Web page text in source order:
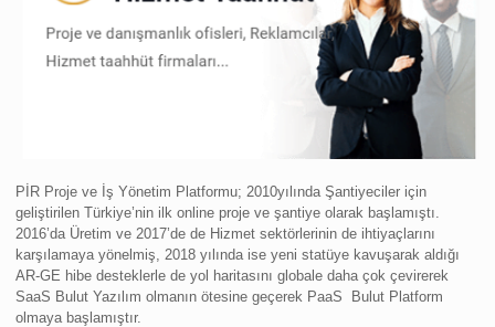
PİR Proje ve İş Yönetim Platformu; 2010yılında Şantiyeciler için
geliştirilen Türkiye’nin ilk online proje ve şantiye olarak başlamıştı.
2016’da Üretim ve 2017’de de Hizmet sektörlerinin de ihtiyaçlarını
karşılamaya yönelmiş, 2018 yılında ise yeni statüye kavuşarak aldığı
AR-GE hibe desteklerle de yol haritasını globale daha çok çevirerek
SaaS Bulut Yazılım olmanın ötesine geçerek PaaS Bulut Platform
olmaya başlamıştır.